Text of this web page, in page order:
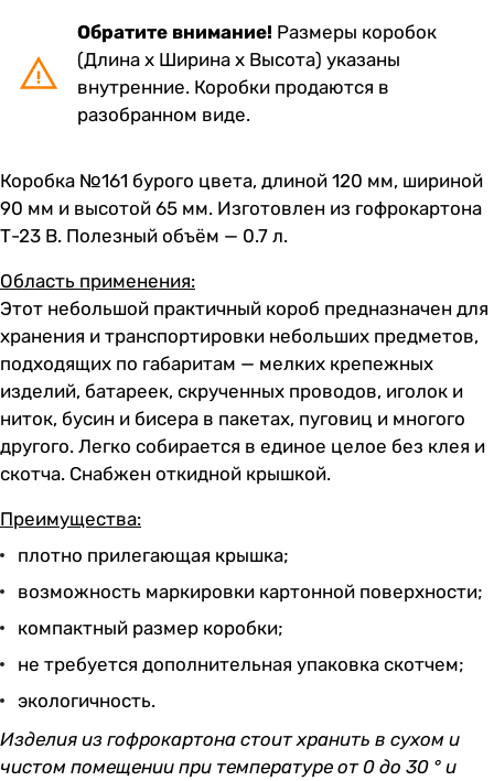
Обратите внимание! Размеры коробок
(Длина х Ширина х Высота) указаны
внутренние. Коробки продаются в
разобранном виде.
Коробка №161 бурого цвета, длиной 120 мм, шириной
90 мм и высотой 65 мм. Изготовлен из гофрокартона
Т-23 В. Полезный объём — 0.7 л.
Область применения:
Этот небольшой практичный короб предназначен для
хранения и транспортировки небольших предметов,
подходящих по габаритам — мелких крепежных
изделий, батареек, скрученных проводов, иголок и
ниток, бусин и бисера в пакетах, пуговиц и многого
другого. Легко собирается в единое целое без клея и
скотча. Снабжен откидной крышкой.
Преимущества:
плотно прилегающая крышка;
возможность маркировки картонной поверхности;
компактный размер коробки;
не требуется дополнительная упаковка скотчем;
экологичность.
Изделия из гофрокартона стоит хранить в сухом и
чистом помещении при температуре от 0 до 30 ° и